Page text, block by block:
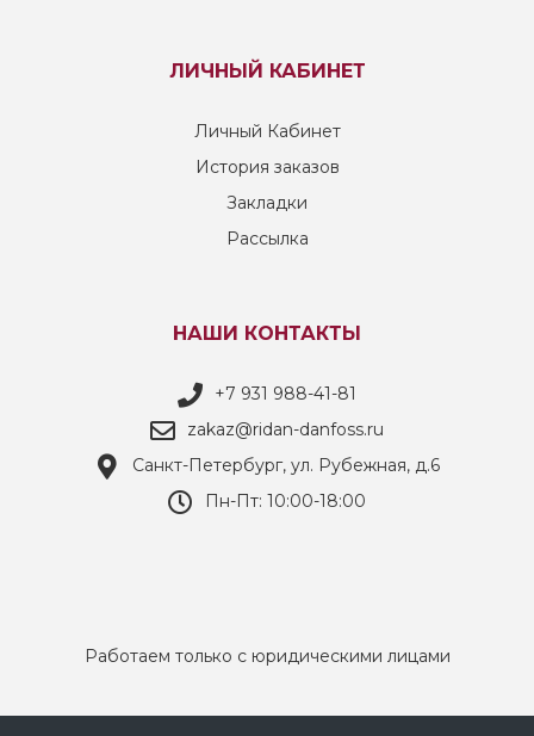
ЛИЧНЫЙ КАБИНЕТ
Личный Кабинет
История заказов
Закладки
Рассылка
НАШИ КОНТАКТЫ
+7 931 988-41-81
zakaz@ridan-danfoss.ru
Санкт-Петербург, ул. Рубежная, д.6
Пн-Пт: 10:00-18:00
Работаем только с юридическими лицами